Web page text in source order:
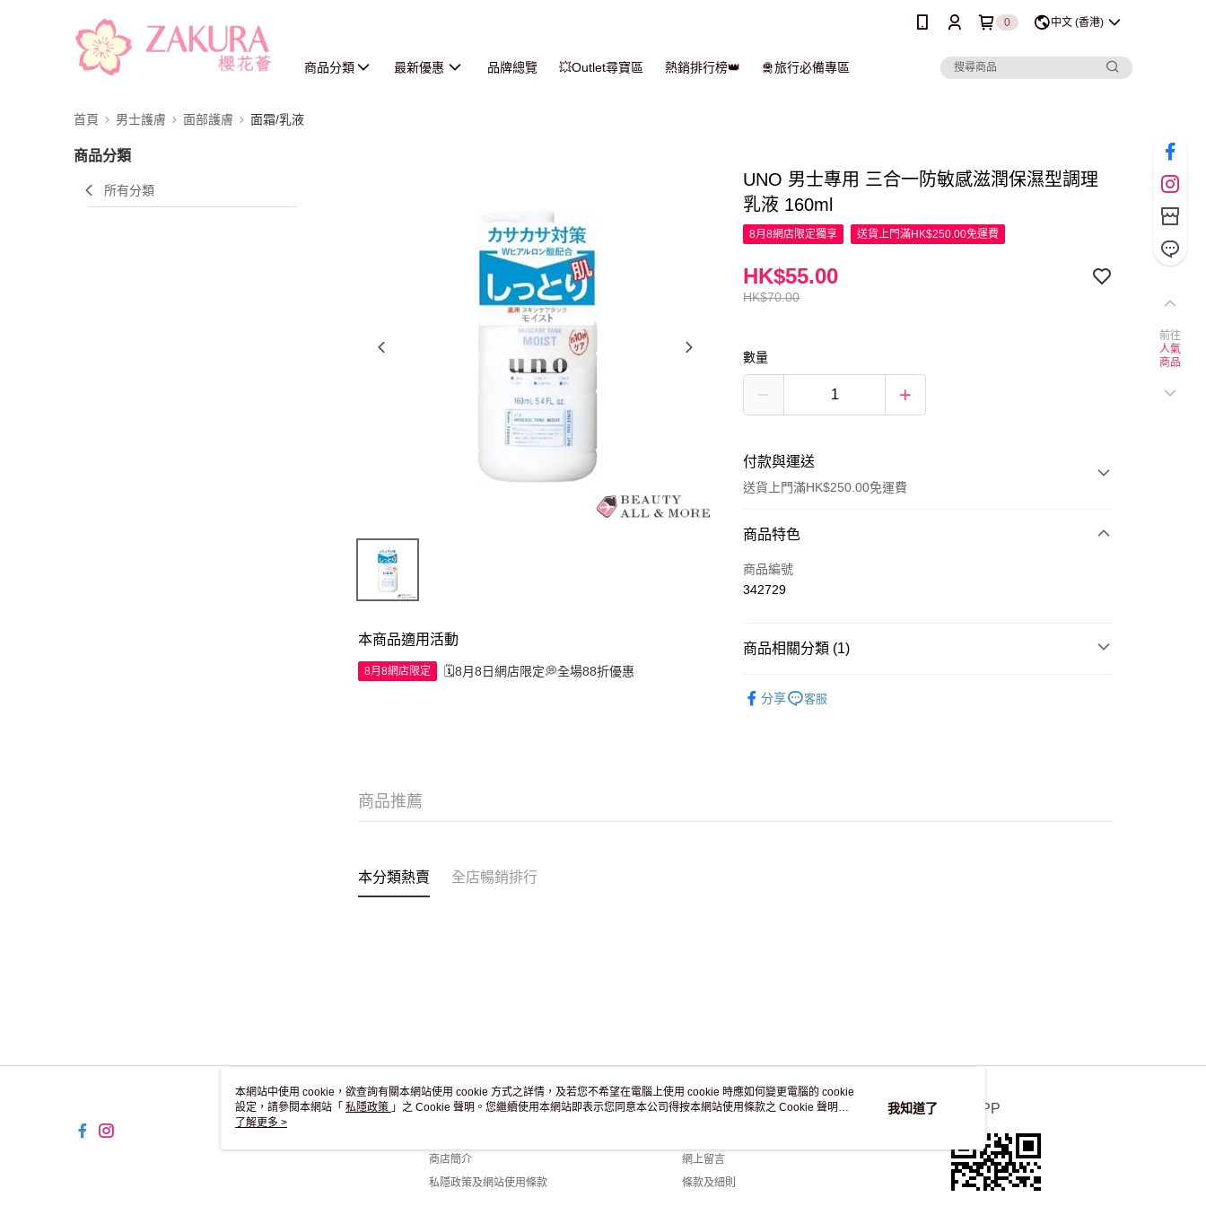
0 中文 (香港)
商品分類 最新優惠 品牌總覽 💥Outlet尋寶區 熱銷排行榜👑 🛅旅行必備專區
首頁 男士護膚 面部護膚 面霜/乳液
商品分類
所有分類
本商品適用活動
8月8網店限定 🗓️8月8日網店限定💭全場88折優惠
UNO 男士專用 三合一防敏感滋潤保濕型調理
乳液 160ml
8月8網店限定獨享 送貨上門滿HK$250.00免運費
HK$70.00
HK$55.00
數量
付款與運送
送貨上門滿HK$250.00免運費
付款方式
信用卡
商品特色
商品編號
342729
商品相關分類 (1)
分享
客服
商品推薦
本分類熱賣 全店暢銷排行
關於我們
商店簡介
私隱政策及網站使用條款
客戶服務
網上留言
條款及細則
官方APP
前往
人氣
商品
本網站中使用 cookie，欲查詢有關本網站使用 cookie 方式之詳情，及若您不希望在電腦上使用 cookie 時應如何變更電腦的 cookie
設定，請參閱本網站「 私隱政策 」之 Cookie 聲明。您繼續使用本網站即表示您同意本公司得按本網站使用條款之 Cookie 聲明使
用 cookie。
了解更多 >
我知道了